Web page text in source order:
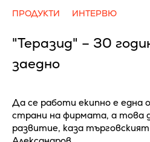
ПРОДУКТИ ИНТЕРВЮ
"Теразид" – 30
заедно
Да се работи екипно е една
страни на фирмата, а това
развитие, каза